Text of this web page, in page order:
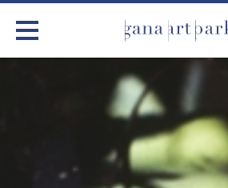
가나아트파크
전시
어린이 체험